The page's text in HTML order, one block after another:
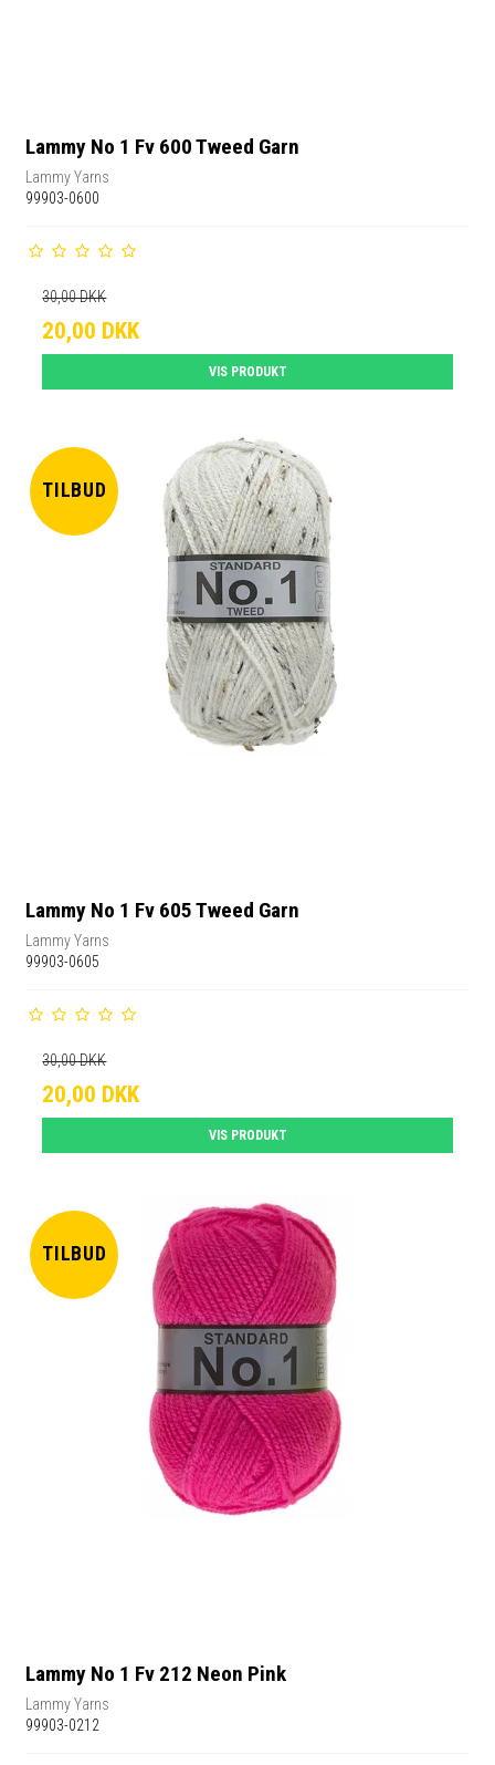
Lammy No 1 Fv 600 Tweed Garn
Lammy Yarns
99903-0600
30,00 DKK
20,00 DKK
VIS PRODUKT
TILBUD
Lammy No 1 Fv 605 Tweed Garn
Lammy Yarns
99903-0605
30,00 DKK
20,00 DKK
VIS PRODUKT
TILBUD
Lammy No 1 Fv 212 Neon Pink
Lammy Yarns
99903-0212